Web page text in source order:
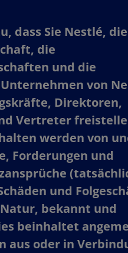
dass Sie Nestlé, die
die
und die
von
Direktoren,
Vertreter
werden von
Forderungen und
und
bekannt und
beinhaltet
aus oder in